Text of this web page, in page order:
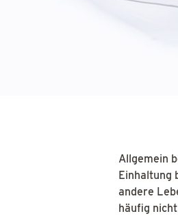
Allgemein
Einhaltung
andere
häufig